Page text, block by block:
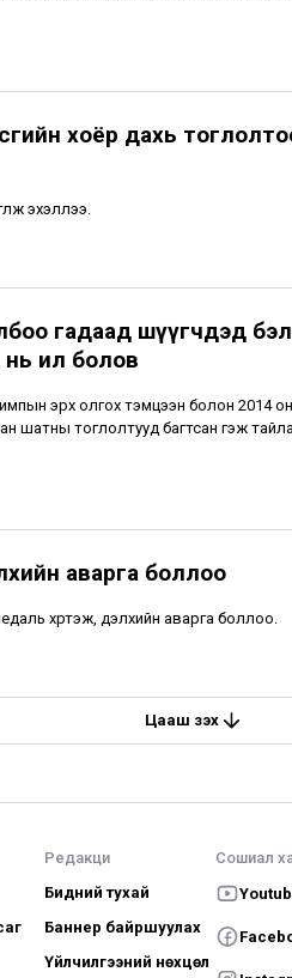
хоёр дахь
эхэллээ.
гадаад шүүгчдэд
нь ил болов
эрх олгох тэмцээн болон 2014
шатны тоглолтууд багтсан гэж
аварга боллоо
хүртэж, дэлхийн аварга боллоо.
Цааш үзэх
Редакци
Бидний тухай
Баннер байршуулах
Үйлчилгээний нөхцөл
Сошиал